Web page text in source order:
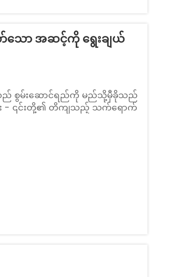
သော အဆင့်ကို ရွေးချယ်
သည် စွမ်းဆောင်ရည်ကို မည်သို့မှီခိုသည်
ား - ၎င်းတို့၏ တိကျသည့် သက်ရောက်
စ်ပါသည်။ HDPE ၏ စွမ်းဆောင်ရည်